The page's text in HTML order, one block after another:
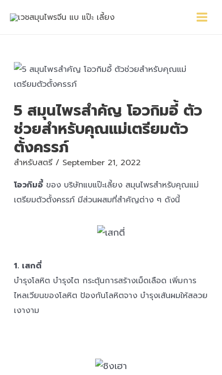
Menu
5 สมุนไพรสำคัญ โอวกิมอี้ ตัว
ช่วยสำหรับคุณแม่เตรียมตัว
ตั้งครรภ์
สำหรับสตรี / September 21, 2022
โอวกิมอี้ ของ บริษัทแบแป๊ะเลี้ยง สมุนไพรสำหรับคุณแม่
เตรียมตัวตั้งครรภ์ มีส่วนผสมที่สำคัญต่าง ๆ ดังนี้
1. เสกตี่
บำรุงโลหิต บำรุงไต กระตุ้นการสร้างเม็ดเลือด เพิ่มการ
ไหลเวียนของโลหิต ป้องกันโลหิตจาง บำรุงเส้นผมให้สลวย
เงางาม
navigation